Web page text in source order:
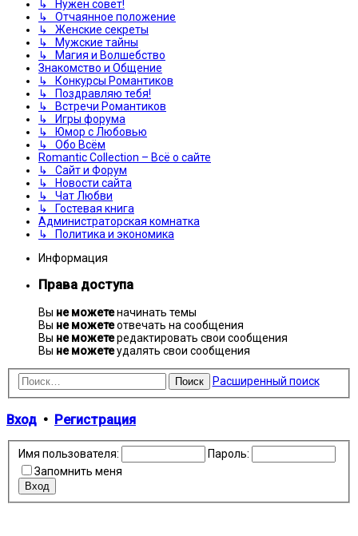
↳ Нужен совет!
↳ Отчаянное положение
↳ Женские секреты
↳ Мужские тайны
↳ Магия и Волшебство
Знакомство и Общение
↳ Конкурсы Романтиков
↳ Поздравляю тебя!
↳ Встречи Романтиков
↳ Игры форума
↳ Юмор с Любовью
↳ Обо Всём
Romantic Collection – Всё о сайте
↳ Сайт и Форум
↳ Новости сайта
↳ Чат Любви
↳ Гостевая книга
Администраторская комнатка
↳ Политика и экономика
Информация
Права доступа
Вы не можетеначинать темы
Вы не можетеотвечать на сообщения
Вы не можетередактировать свои сообщения
Вы не можетеудалять свои сообщения
Поиск Расширенный поиск
Вход • Регистрация
Имя пользователя:
Пароль:
Запомнить меня